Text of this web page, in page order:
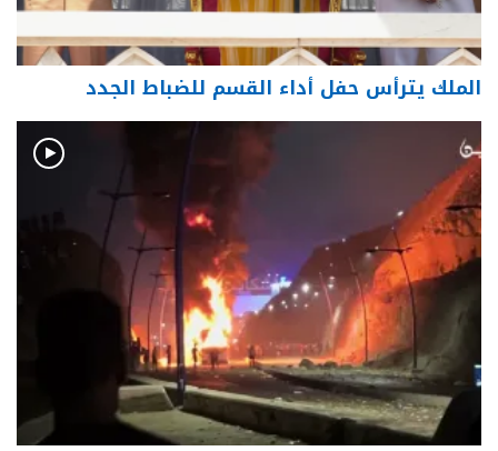
الملك يترأس حفل أداء القسم للضباط الجدد